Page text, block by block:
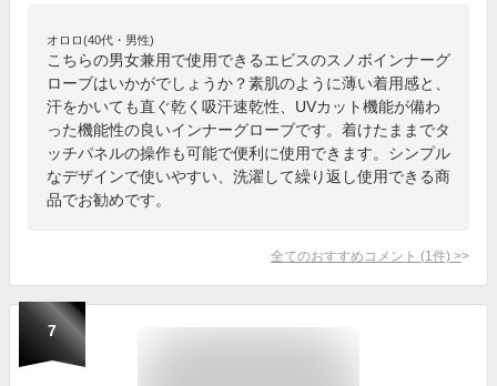
オロロ(40代・男性)
こちらの男女兼用で使用できるエビスのスノボインナーグ
ローブはいかがでしょうか？素肌のように薄い着用感と、
汗をかいても直ぐ乾く吸汗速乾性、UVカット機能が備わ
った機能性の良いインナーグローブです。着けたままでタ
ッチパネルの操作も可能で便利に使用できます。シンプル
なデザインで使いやすい、洗濯して繰り返し使用できる商
品でお勧めです。
全てのおすすめコメント (1 件) >
7